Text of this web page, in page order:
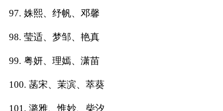
97. 姝熙、纾帆、邓馨
98. 莹适、梦邹、艳真
99. 粤妍、理嫣、潇苗
100. 菡宋、茉滨、萃葵
101. 潞雅、惟妙、柴汐